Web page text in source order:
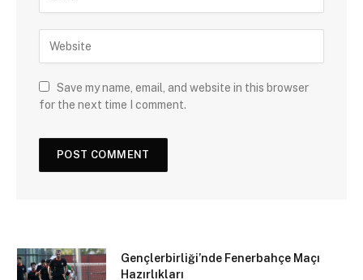
Save my name, email, and website in this browser
for the next time I comment.
Gençlerbirliği’nde Fenerbahçe Maçı
Hazırlıkları